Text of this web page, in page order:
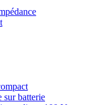
sur batterie